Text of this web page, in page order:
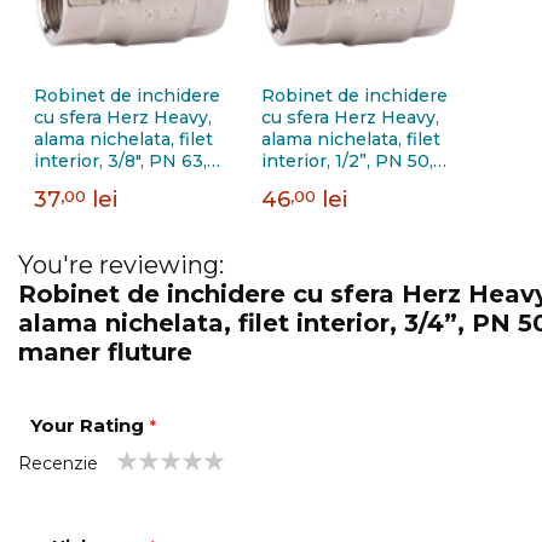
Robinet de inchidere
cu sfera Herz Heavy,
alama nichelata, filet
interior, 3/8", PN 63,
37,00 lei
Robinet de inchidere
cu sfera Herz Heavy,
alama nichelata, filet
interior, 1/2”, PN 50,
46,00 lei
You're reviewing:
Robinet de inchidere cu sfera Herz
alama nichelata, filet interior, 3/4”, PN
maner fluture
Your Rating
Recenzie